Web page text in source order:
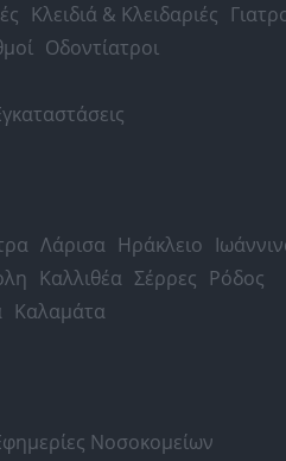
Κλειδιά & Κλειδαριές
Οδοντίατροι
Λάρισα Ηράκλειο
Καλλιθέα Σέρρες Ρόδος
Καλαμάτα
Νοσοκομείων